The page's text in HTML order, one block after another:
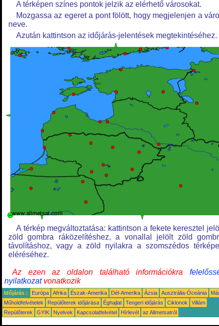
A térképen színes pontok jelzik az elérhető városokat.
Mozgassa az egeret a pont fölött, hogy megjelenjen a
neve.
Azután kattintson az időjárás-jelentések megtekintéséhez.
A térkép megváltoztatása: kattintson a fekete keresztel
zöld gombra ráközelítéshez, a vonallal jelölt zöld
távolításhoz, vagy a zöld nyilakra a szomszédos
eléréséhez.
Az ezen az oldalon található információkra
nyilatkozatvonatkozik
Időjárás : Európa Afrika Észak-Amerika Dél-Amerika Ázsia Ausztrália-Óceánia
Műholdfelvételek
Repülőterek időjárása Éghajlat Tengeri időjárás Ciklonok
Villám
Repülőterek
GYIK Nyelvek Kapcsolatfelvétel Hírlevél az Allmetsatról